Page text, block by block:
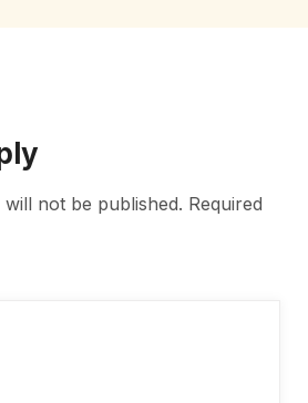
not be published. Required